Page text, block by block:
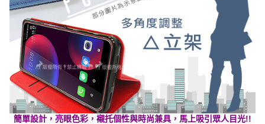
簡單設計，亮眼色彩，襯托個性與時尚兼具，馬上吸引眾人目光!!